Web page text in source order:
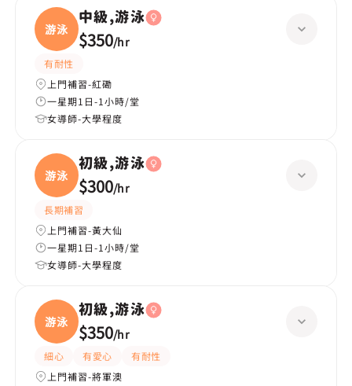
游泳
中級,游泳
$350/hr
有耐性
上門補習-紅磡
一星期1日-1小時/堂
女導師-大學程度
游泳
初級,游泳
$300/hr
長期補習
上門補習-黃大仙
一星期1日-1小時/堂
女導師-大學程度
游泳
初級,游泳
$350/hr
細心 有愛心
有耐性
上門補習-將軍澳